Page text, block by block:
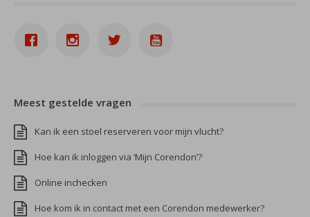
Meest gestelde vragen
Kan ik een stoel reserveren voor mijn vlucht?
Hoe kan ik inloggen via ‘Mijn Corendon’?
Online inchecken
Hoe kom ik in contact met een Corendon medewerker?